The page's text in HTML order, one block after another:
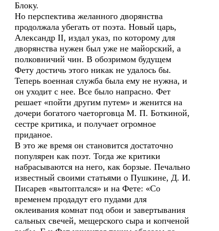
Блоку.
Но перспектива желанного дворянства
продолжала убегать от поэта. Новый царь,
Александр II, издал указ, по которому для
дворянства нужен был уже не майорский, а
полковничий чин. В обозримом будущем
Фету достичь этого никак не удалось бы.
Теперь военная служба была ему не нужна, и
он уходит с нее. Все было напрасно. Фет
решает «пойти другим путем» и женится на
дочери богатого чаеторговца М. П. Боткиной,
сестре критика, и получает огромное
приданое.
В это же время он становится достаточно
популярен как поэт. Тогда же критики
набрасываются на него, как борзые. Печально
известный своими статьями о Пушкине, Д. И.
Писарев «вытоптался» и на Фете: «Со
временем продадут его пудами для
оклеивания комнат под обои и завертывания
сальных свечей, мещерского сыра и копченой